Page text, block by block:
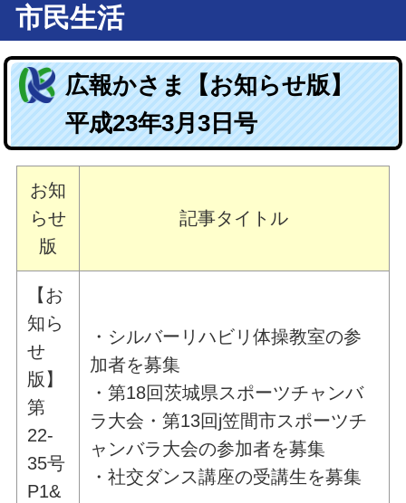
市民生活
広報かさま【お知らせ版】
平成23年3月3日号
お知
らせ
版
記事タイトル
【お
知ら
せ
版】
第
22-
35号
P1&
・シルバーリハビリ体操教室の参
加者を募集
・第18回茨城県スポーツチャンバ
ラ大会・第13回j笠間市スポーツチ
ャンバラ大会の参加者を募集
・社交ダンス講座の受講生を募集